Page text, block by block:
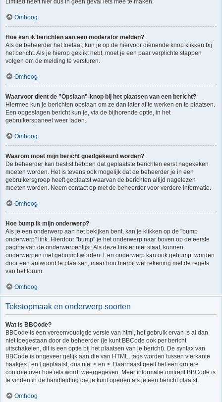
Limited heeft hier dus in geen geval iets mee te maken.
Omhoog
Hoe kan ik berichten aan een moderator melden?
Als de beheerder het toelaat, kun je op de hiervoor dienende knop klikken bij
het bericht. Als je hierop geklikt hebt, moet je een paar verplichte stappen
volgen om de melding te versturen.
Omhoog
Waarvoor dient de "Opslaan"-knop bij het plaatsen van een bericht?
Hiermee kun je berichten opslaan om ze dan later af te werken en te plaatsen.
Een opgeslagen bericht kun je, via de bijhorende optie, in het
gebruikerspaneel weer laden.
Omhoog
Waarom moet mijn bericht goedgekeurd worden?
De beheerder kan beslist hebben dat geplaatste berichten eerst nagekeken
moeten worden. Het is tevens ook mogelijk dat de beheerder je in een
gebruikersgroep heeft geplaatst waarvan de berichten altijd nagelezen
moeten worden. Neem contact op met de beheerder voor verdere informatie.
Omhoog
Hoe bump ik mijn onderwerp?
Als je een onderwerp aan het bekijken bent, kan je klikken op de "bump
onderwerp" link. Hierdoor "bump" je het onderwerp naar boven op de eerste
pagina van de onderwerpenlijst. Als deze link er niet staat, kunnen
onderwerpen niet gebumpt worden. Een onderwerp kan ook gebumpt worden
door een antwoord te plaatsen, maar hou hierbij wel rekening met de regels
van het forum.
Omhoog
Tekstopmaak en onderwerp soorten
Wat is BBCode?
BBCode is een vereenvoudigde versie van html, het gebruik ervan is al dan
niet toegestaan door de beheerder (je kunt BBCode ook per bericht
uitschakelen, dit is een optie bij het plaatsen van je bericht). De syntax van
BBCode is ongeveer gelijk aan die van HTML, tags worden tussen vierkante
haakjes [ en ] geplaatst, dus niet < en >. Daarnaast geeft het een grotere
controle over hoe iets wordt weergegeven. Meer informatie omtrent BBCode is
te vinden in de handleiding die je kunt openen als je een bericht plaatst.
Omhoog